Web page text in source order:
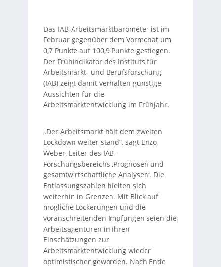
Das IAB-Arbeitsmarktbarometer ist im
Februar gegenüber dem Vormonat um
0,7 Punkte auf 100,9 Punkte gestiegen.
Der Frühindikator des Instituts für
Arbeitsmarkt- und Berufsforschung
(IAB) zeigt damit verhalten günstige
Aussichten für die
Arbeitsmarktentwicklung im Frühjahr.
„Der Arbeitsmarkt hält dem zweiten
Lockdown weiter stand“, sagt Enzo
Weber, Leiter des IAB-
Forschungsbereichs ‚Prognosen und
gesamtwirtschaftliche Analysen‘. Die
Entlassungszahlen hielten sich
weiterhin in Grenzen. Mit Blick auf
mögliche Lockerungen und die
voranschreitenden Impfungen seien die
Arbeitsagenturen in ihren
Einschätzungen zur
Arbeitsmarktentwicklung wieder
optimistischer geworden. Nach Ende